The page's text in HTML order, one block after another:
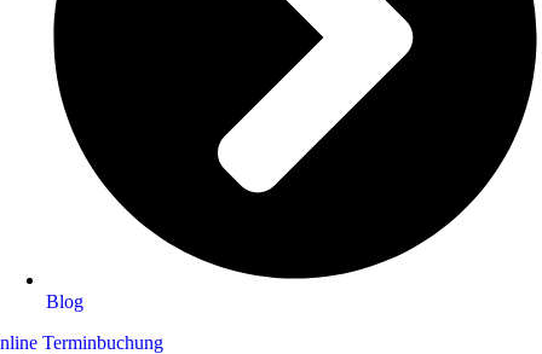
Blog
Terminbuchung